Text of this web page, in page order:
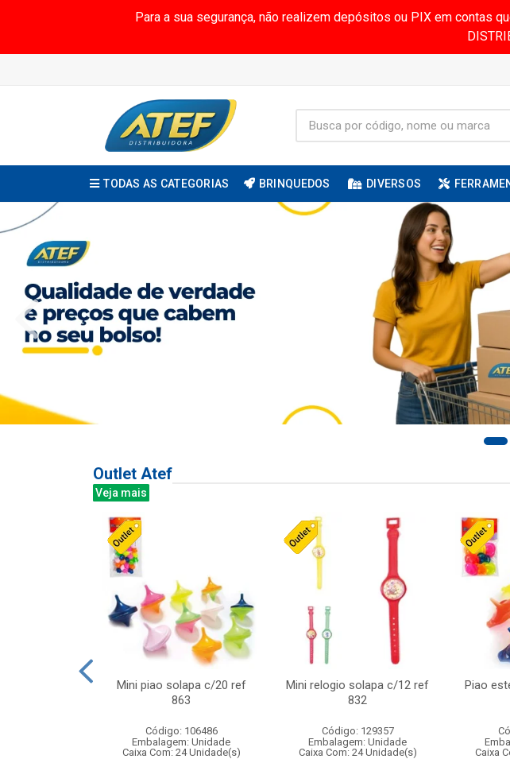
Para a sua segurança, não realizem depósitos ou PIX em contas
TODAS AS CATEGORIAS BRINQUEDOS DIVERSOS
Outlet Atef
Veja mais
Mini piao solapa c/20 ref
863
Código: 106486
Embalagem: Unidade
Caixa Com: 24 Unidade(s)
Mini relogio solapa c/12 ref
832
Código: 129357
Embalagem: Unidade
Caixa Com: 24 Unidade(s)
Piao
Caixa